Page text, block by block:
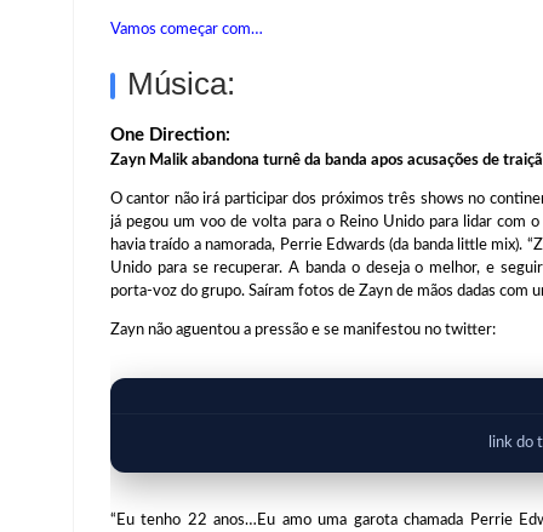
Vamos começar com…
Música:
One Direction:
Zayn Malik abandona turnê da banda apos acusações de
O cantor não irá participar dos próximos três shows no
já pegou um voo de volta para o Reino Unido para lidar com
havia traído a namorada, Perrie Edwards (da banda little mix).
Unido para se recuperar. A banda o deseja o melhor, e
porta-voz do grupo. Saíram fotos de Zayn de mãos dadas com
Zayn não aguentou a pressão e se manifestou no twitter:
link do
“Eu tenho 22 anos…Eu amo uma garota chamada Perrie